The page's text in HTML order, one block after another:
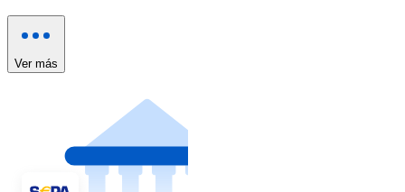
Ver más